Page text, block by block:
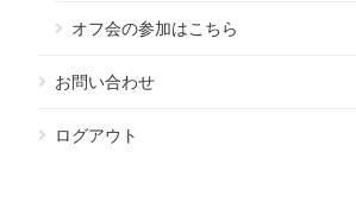
オフ会の参加はこちら
お問い合わせ
ログアウト